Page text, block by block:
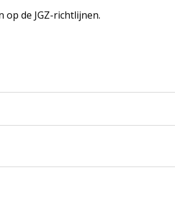
de JGZ-richtlijnen.